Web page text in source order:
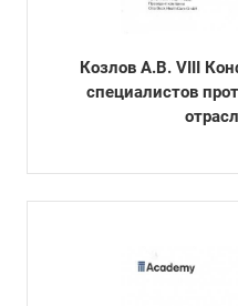
Козлов А.В. VIII
специалистов